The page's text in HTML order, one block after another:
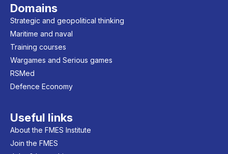
Domains
Strategic and geopolitical thinking
Maritime and naval
Training courses
Wargames and Serious games
RSMed
Defence Economy
Useful links
About the FMES Institute
Join the FMES